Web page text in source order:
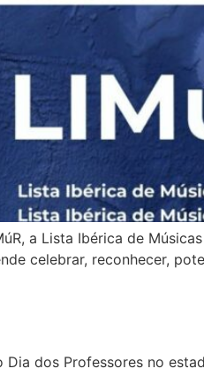
a Lista Ibérica de
celebrar, reconhecer,
dos Professores no